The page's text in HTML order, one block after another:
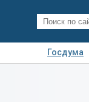
Госдума